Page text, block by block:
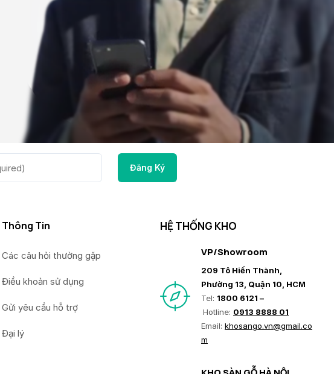
Thông Tin
Các câu hỏi thường gặp
Điều khoản sử dụng
Gửi yêu cầu hỗ trợ
Đại lý
HỆ THỐNG KHO
VP/Showroom
209 Tô Hiến Thành,
Phường 13, Quận 10, HCM
Tel: 1800 6121 –
Hotline: 0913 8888 01
Email: khosango.vn@gmail.co
m